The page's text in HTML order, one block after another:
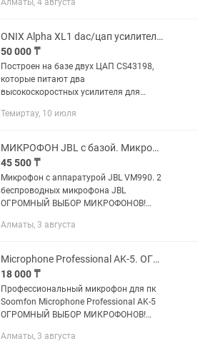
Алматы, 4 августа
ONIX Alpha XL1 dac/цап усилитель для наушников
50 000 ₸
Построен на базе двух ЦАП CS43198,
которые питают два
высокоскоростных усилителя для
уровнем шума, способных выдавать до
выходе (...
Темиртау, 10 июля
МИКРОФОН JBL с базой. Микрофон Огромный выбор Оптом и в розницу
45 500 ₸
Микрофон с аппаратурой JBL VM990. 2
беспроводных микрофона JBL
ОГРОМНЫЙ ВЫБОР МИКРОФОНОВ!
Kaspi Red! Отличное качество!
профессиональный...
Алматы, 3 августа
Microphone Professional AK-5. ОГРОМНЫЙ ВЫБОР.ОПТОМ И В РОЗНИЦУ
18 000 ₸
Профессиональный микрофон для пк
Soomfon Microphone Professional AK-5
ОГРОМНЫЙ ВЫБОР МИКРОФОНОВ!
рассрочка по Kaspi RED! Отправим в
Алматы, 3 августа